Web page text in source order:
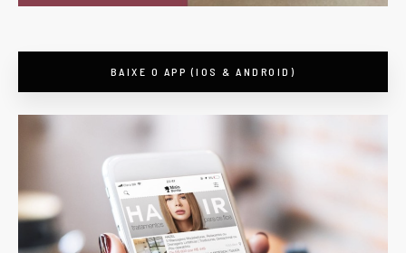
BAIXE O APP (IOS & ANDROID)